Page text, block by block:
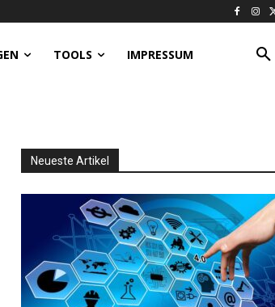
TOOLS IMPRESSUM
Neueste Artikel